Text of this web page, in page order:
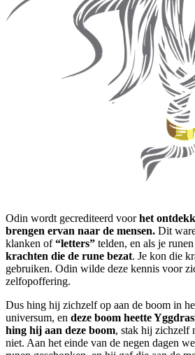
Odin wordt gecrediteerd voorhet
brengen ervan naar de mensen. Dit
klanken of“letters” telden, en als je
krachten die de rune bezat. Je kon die
gebruiken. Odin wilde deze kennis voor
zelfopoffering.
Dus hing hij zichzelf op aan de boom in
universum, en deze boom heette
hing hij aan deze boom, stak hij zichzelf
niet. Aan het einde van de negen dagen